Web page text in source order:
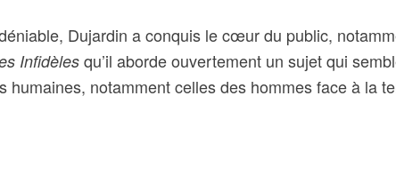
Dujardin a conquis le cœur du public,
Infidèlesqu’il aborde ouvertement un sujet qui
notamment celles des hommes face à la